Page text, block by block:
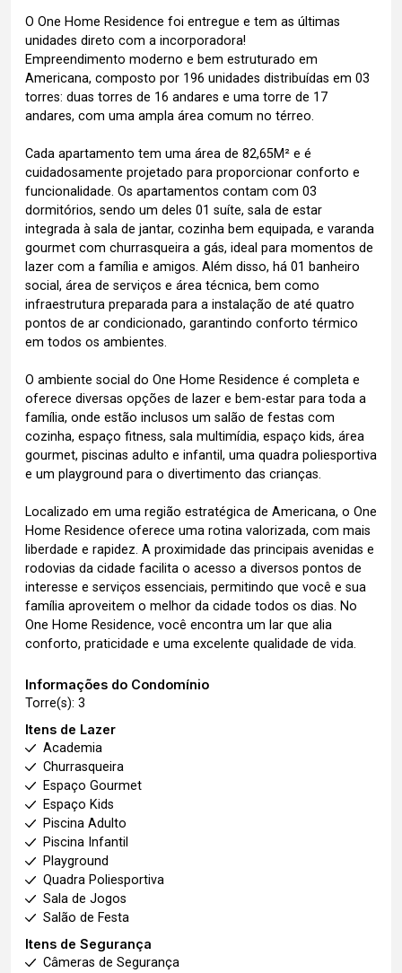
O One Home Residence foi entregue e tem as últimas
unidades direto com a incorporadora!
Empreendimento moderno e bem estruturado em
Americana, composto por 196 unidades distribuídas em 03
torres: duas torres de 16 andares e uma torre de 17
andares, com uma ampla área comum no térreo.
Cada apartamento tem uma área de 82,65M² e é
cuidadosamente projetado para proporcionar conforto e
funcionalidade. Os apartamentos contam com 03
dormitórios, sendo um deles 01 suíte, sala de estar
integrada à sala de jantar, cozinha bem equipada, e varanda
gourmet com churrasqueira a gás, ideal para momentos de
lazer com a família e amigos. Além disso, há 01 banheiro
social, área de serviços e área técnica, bem como
infraestrutura preparada para a instalação de até quatro
pontos de ar condicionado, garantindo conforto térmico
em todos os ambientes.
O ambiente social do One Home Residence é completa e
oferece diversas opções de lazer e bem-estar para toda a
família, onde estão inclusos um salão de festas com
cozinha, espaço fitness, sala multimídia, espaço kids, área
gourmet, piscinas adulto e infantil, uma quadra poliesportiva
e um playground para o divertimento das crianças.
Localizado em uma região estratégica de Americana, o One
Home Residence oferece uma rotina valorizada, com mais
liberdade e rapidez. A proximidade das principais avenidas e
rodovias da cidade facilita o acesso a diversos pontos de
interesse e serviços essenciais, permitindo que você e sua
família aproveitem o melhor da cidade todos os dias. No
One Home Residence, você encontra um lar que alia
conforto, praticidade e uma excelente qualidade de vida.
Informações do Condomínio
Torre(s): 3
Itens de Lazer
Academia
Churrasqueira
Espaço Gourmet
Espaço Kids
Piscina Adulto
Piscina Infantil
Playground
Quadra Poliesportiva
Sala de Jogos
Salão de Festa
Itens de Segurança
Câmeras de Segurança